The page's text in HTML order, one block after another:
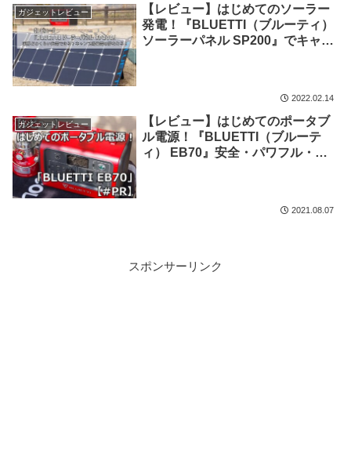
ガジェットレビュー
【レビュー】はじめてのソーラー
発電！『BLUETTI（ブルーティ）
ソーラーパネル SP200』でキャン
2022.02.14
ガジェットレビュー
【レビュー】はじめてのポータブ
ル電源！『BLUETTI（ブルーテ
ィ） EB70』安全・パワフル・ス
2021.08.07
スポンサーリンク